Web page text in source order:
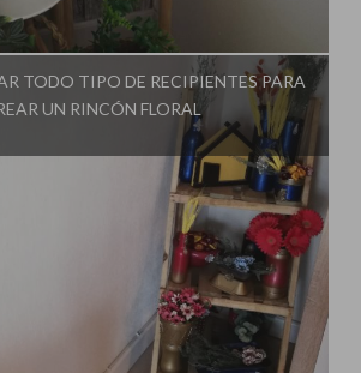
Influencer: El Taller de Ire
TODO TIPO DE RECIPIENTES PARA
UN RINCÓN FLORAL